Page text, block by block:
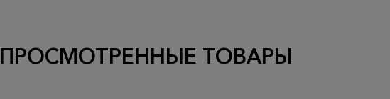
ПРОСМОТРЕННЫЕ ТОВАРЫ